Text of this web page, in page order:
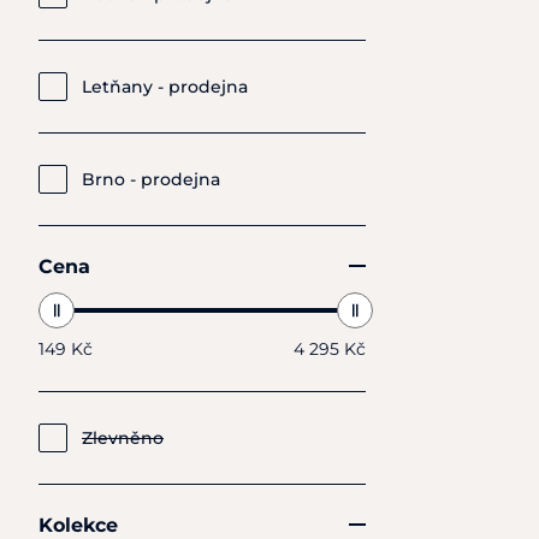
Letňany - prodejna
Brno - prodejna
Cena
149 Kč 4 295 Kč
Zlevněno
Kolekce